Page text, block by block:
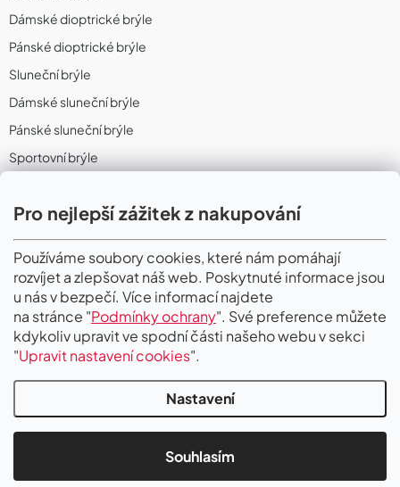
Pro nejlepší zážitek z nakupování
Používáme soubory cookies, které nám pomáhají
rozvíjet a zlepšovat náš web. Poskytnuté informace jsou
u nás v bezpečí. Více informací najdete
na stránce "Podmínky ochrany". Své preference můžete
kdykoliv upravit ve spodní části našeho webu v sekci
"Upravit nastavení cookies".
Nastavení
Souhlasím
Dámské dioptrické brýle
Pánské dioptrické brýle
Sluneční brýle
Dámské sluneční brýle
Pánské sluneční brýle
Sportovní brýle
Sportovní dioptrické brýle
II. Jakost
PŘIJÍMÁME ONLINE PLATBY
Copyright 2026Gigaoptik. Všechna práva vyhrazena.Upravit nastavení
cookies